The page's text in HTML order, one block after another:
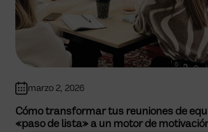
marzo 2, 2026
Cómo transformar tus reuniones de
«paso de lista» a un motor de